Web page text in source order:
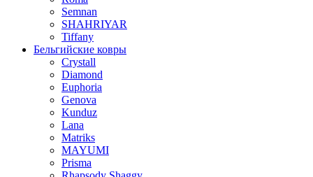
Semnan
SHAHRIYAR
Tiffany
Бельгийские ковры
Crystall
Diamond
Euphoria
Genova
Kunduz
Lana
Matriks
MAYUMI
Prisma